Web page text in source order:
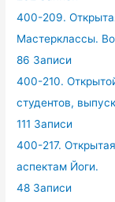
400-209.
Мастерклассы.
86 Записи
400-210.
студентов,
111 Записи
400-217.
аспектам Йоги.
48 Записи